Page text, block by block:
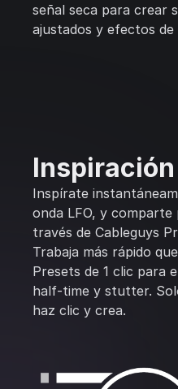
señal seca para crear
ajustados y efectos
Inspírate
onda LFO, y
través de Cableguys
Trabaja más rápido
Presets de 1 clic para
half-time y stutter.
haz clic y crea.